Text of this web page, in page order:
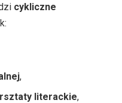
cykliczne
,
literackie,